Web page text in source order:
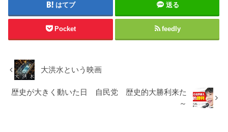
はてブ 送る
Pocket feedly
大洪水という映画
歴史が大きく動いた日 自民党 歴史的大勝利来た
～